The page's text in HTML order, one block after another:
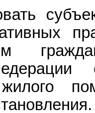
жилого